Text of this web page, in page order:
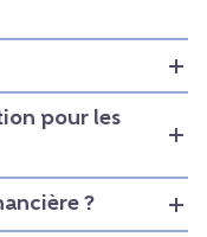
pour les
?